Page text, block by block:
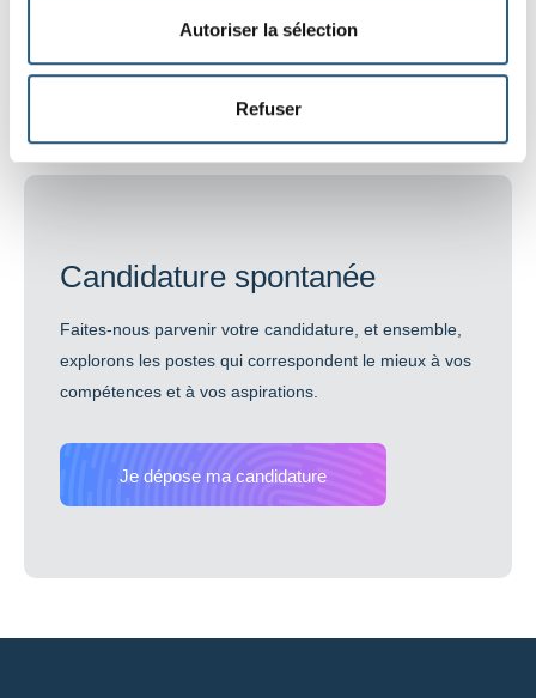
Autoriser la sélection
Refuser
Candidature spontanée
Faites-nous parvenir votre candidature, et ensemble,
explorons les postes qui correspondent le mieux à vos
compétences et à vos aspirations.
Je dépose ma candidature